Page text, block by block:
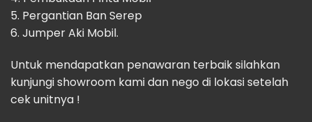
5. Pergantian Ban Serep
6. Jumper Aki Mobil.
Untuk mendapatkan penawaran terbaik silahkan
kunjungi showroom kami dan nego di lokasi setelah
cek unitnya !